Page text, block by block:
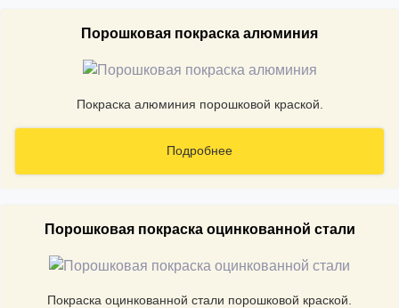
Порошковая покраска алюминия
Покраска алюминия порошковой краской.
Подробнее
Порошковая покраска оцинкованной стали
Покраска оцинкованной стали порошковой краской.